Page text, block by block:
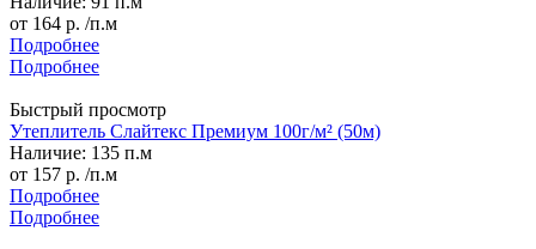
от 164 р. /п.м
Подробнее
Подробнее
Быстрый просмотр
Утеплитель Слайтекс Премиум 100г/м² (50м)
Наличие: 135 п.м
от 157 р. /п.м
Подробнее
Подробнее